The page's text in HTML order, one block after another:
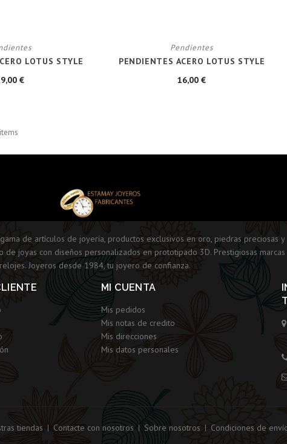
LOTUS STYLE
€
Pendientes
PENDIENTES ACERO LOTUS STYLE
16,00 €
de artículos de joyería, productos exclusivos en oro, piedras preciosas y
de joyas con diseños personalizados en prototipado 3D. Prestigiosas
relojes. Joyeros desde 1984, tu joyero de confianza.
MI CUENTA
Mis pedidos
Mis notas de credito
Mis direcciones
Mis datos personales
tiendas Contacte con nosotros Sobre nosotros Condiciones de